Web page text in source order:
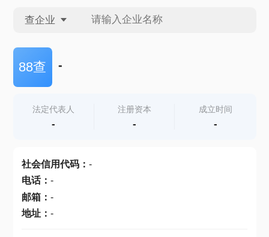
查企业
查企业
查产地
88查 -
法定代表人
-
注册资本
-
成立时间
-
社会信用代码： -
电话： -
邮箱： -
地址： -